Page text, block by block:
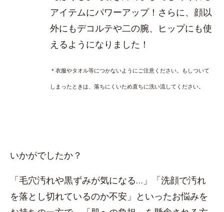
アイテムにパワーアップ！さらに、顔以
外にもデコルテや二の腕、ヒップにも使
えるようになりました！
＊衣服やタオル等につかないようにご注意ください。もしついて
しまったときは、落ちにくいため直ちに洗い流してください。
いかがでしたか？
「毛穴汚れや黒ずみが気になる…」「洗顔で汚れ
を落とし切れているのか不安」といったお悩みを